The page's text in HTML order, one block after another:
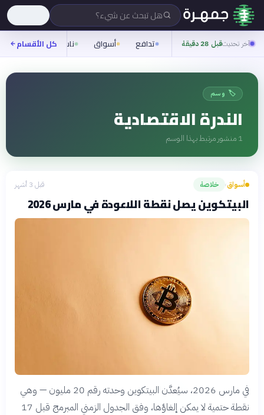
هل تبحث عن شيء؟
آخر تحديثقبل 28 دقيقة تدافع أسواق ناس روح
كل الأقسام
🏷️ وسم
الندرة الاقتصادية
1 منشور مرتبط بهذا الوسم
أسواق› خلاصة قبل 3 أشهر
البيتكوين يصل نقطة اللاعودة في مارس 2026
في مارس 2026، سيُعدَّن البيتكوين وحدته رقم 20 مليون — وهي
نقطة حتمية لا يمكن إلغاؤها، وفق الجدول الزمني المبرمج قبل 17